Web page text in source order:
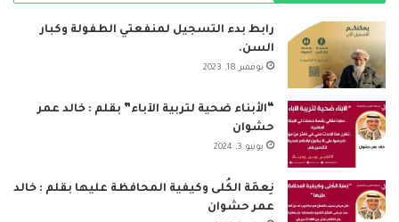
رابط بدء التسجيل لمنفعتي الطفولة وكبار
السن.
نوفمبر 18, 2023
“الأبناء ضحية لتربية الآباء” بقلم : خالد عمر
حشوان
يونيو 3, 2024
نِعمَة الكُلى وكيفية المحافظة عليها بقلم : خالد
عمر حشوان